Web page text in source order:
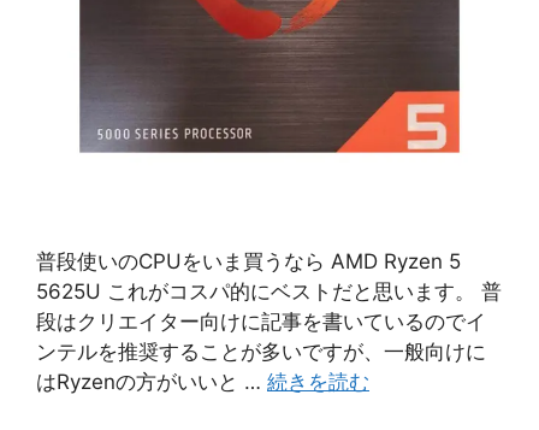
普段使いのCPUをいま買うなら AMD Ryzen 5
5625U これがコスパ的にベストだと思います。 普
段はクリエイター向けに記事を書いているのでイ
ンテルを推奨することが多いですが、一般向けに
はRyzenの方がいいと … 続きを読む